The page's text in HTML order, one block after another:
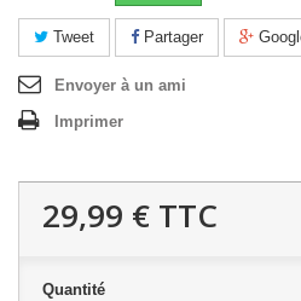
Tweet Partager
Envoyer à un ami
Imprimer
29,99 € TTC
Quantité